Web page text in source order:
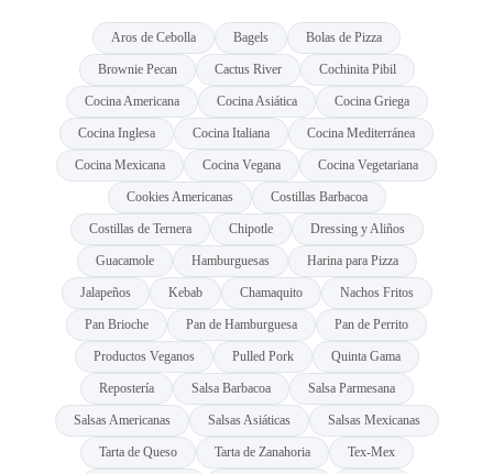
Aros de Cebolla Bagels Bolas de Pizza
Brownie Pecan Cactus River Cochinita Pibil
Cocina Americana Cocina Asiática Cocina Griega
Cocina Inglesa Cocina Italiana Cocina Mediterránea
Cocina Mexicana Cocina Vegana Cocina Vegetariana
Cookies Americanas Costillas Barbacoa
Costillas de Ternera Chipotle Dressing y Aliños
Guacamole Hamburguesas Harina para Pizza
Jalapeños Kebab Chamaquito Nachos Fritos
Pan Brioche Pan de Hamburguesa Pan de Perrito
Productos Veganos Pulled Pork Quinta Gama
Repostería Salsa Barbacoa Salsa Parmesana
Salsas Americanas Salsas Asiáticas Salsas Mexicanas
Tarta de Queso Tarta de Zanahoria Tex-Mex